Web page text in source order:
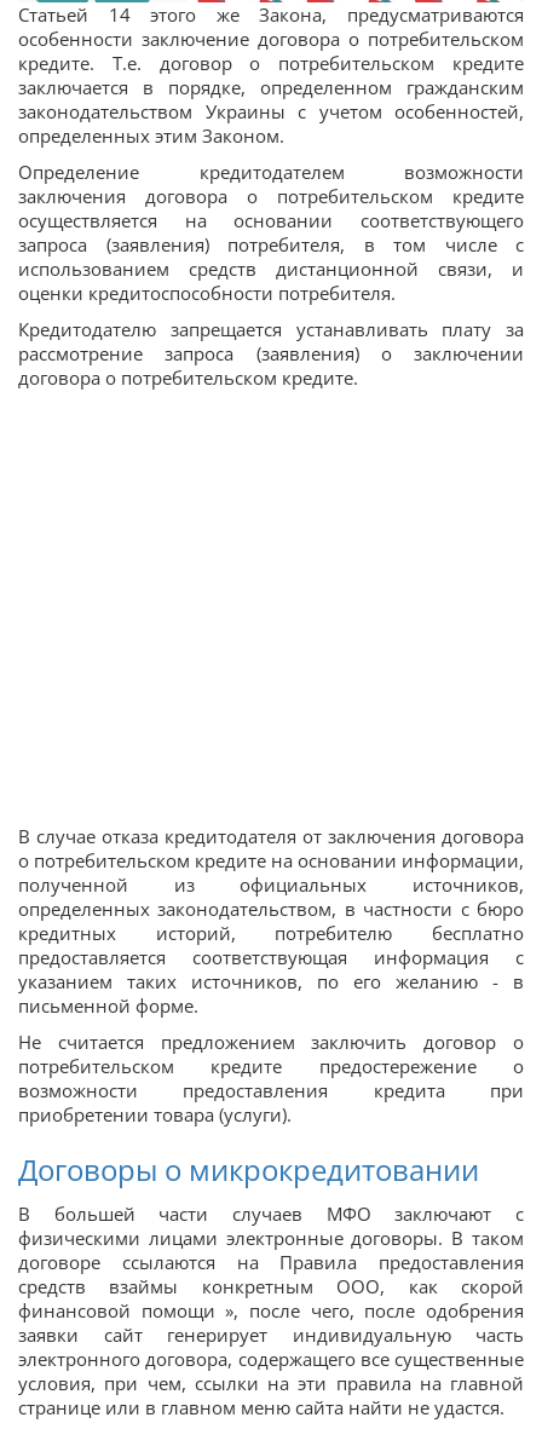
Статьей 14 этого же Закона, предусматриваются
особенности заключение договора о потребительском
кредите. Т.е. договор о потребительском кредите
заключается в порядке, определенном гражданским
законодательством Украины с учетом особенностей,
определенных этим Законом.
Определение кредитодателем возможности
заключения договора о потребительском кредите
осуществляется на основании соответствующего
запроса (заявления) потребителя, в том числе с
использованием средств дистанционной связи, и
оценки кредитоспособности потребителя.
Кредитодателю запрещается устанавливать плату за
рассмотрение запроса (заявления) о заключении
договора о потребительском кредите.
В случае отказа кредитодателя от заключения договора
о потребительском кредите на основании информации,
полученной из официальных источников,
определенных законодательством, в частности с бюро
кредитных историй, потребителю бесплатно
предоставляется соответствующая информация с
указанием таких источников, по его желанию - в
письменной форме.
Не считается предложением заключить договор о
потребительском кредите предостережение о
возможности предоставления кредита при
приобретении товара (услуги).
Договоры о микрокредитовании
В большей части случаев МФО заключают с
физическими лицами электронные договоры. В таком
договоре ссылаются на Правила предоставления
средств взаймы конкретным ООО, как скорой
финансовой помощи », после чего, после одобрения
заявки сайт генерирует индивидуальную часть
электронного договора, содержащего все существенные
условия, при чем, ссылки на эти правила на главной
странице или в главном меню сайта найти не удастся.